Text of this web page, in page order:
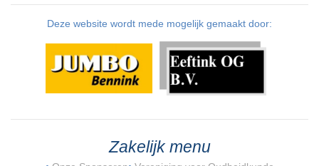
Deze website wordt mede mogelijk gemaakt door:
Zakelijk menu